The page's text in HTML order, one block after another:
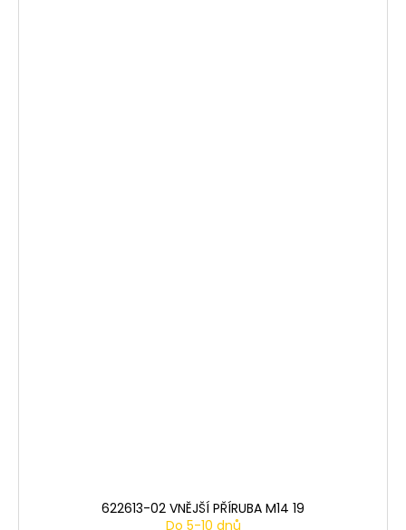
622613-02 VNĚJŠÍ PŘÍRUBA M14 19
Do 5-10 dnů